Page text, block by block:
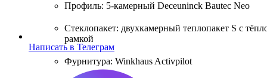
Написать в Телеграм
Профиль: 5-камерный Deceuninck Bautec Neo
Стеклопакет: двухкамерный теплопакет S с
рамкой
Фурнитура: Winkhaus Activpilot